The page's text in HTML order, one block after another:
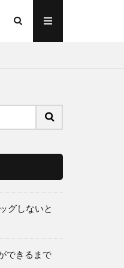
グしないと
できるまで